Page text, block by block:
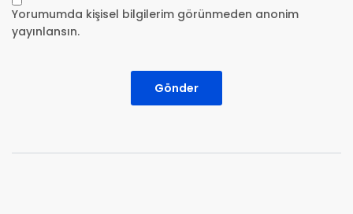
Yorumumda kişisel bilgilerim görünmeden anonim
yayınlansın.
Gönder